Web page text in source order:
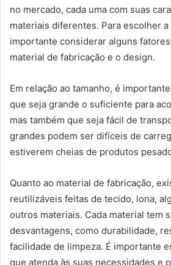
no mercado, cada uma com suas
materiais diferentes. Para escolher a
importante considerar alguns
material de fabricação e o design.
Em relação ao tamanho, é
que seja grande o suficiente para
mas também que seja fácil de
grandes podem ser difíceis de
estiverem cheias de produtos
Quanto ao material de fabricação,
reutilizáveis feitas de tecido, lona,
outros materiais. Cada material tem
desvantagens, como durabilidade,
facilidade de limpeza. É importante
que atenda às suas necessidades e